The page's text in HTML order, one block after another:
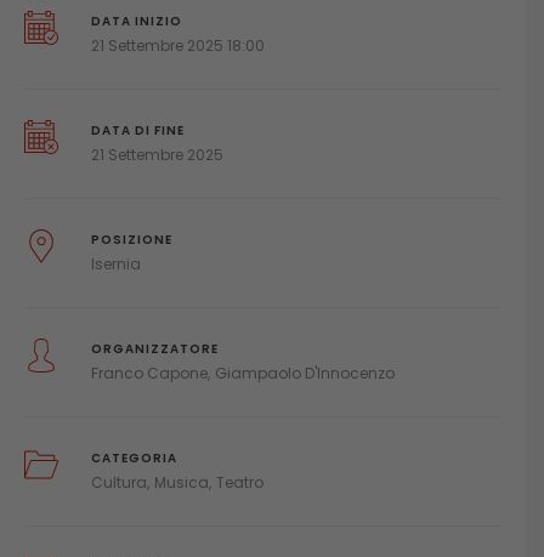
DATA INIZIO
21 Settembre 2025 18:00
DATA DI FINE
21 Settembre 2025
POSIZIONE
Isernia
ORGANIZZATORE
Franco Capone Giampaolo D'Innocenzo
CATEGORIA
Cultura Musica Teatro